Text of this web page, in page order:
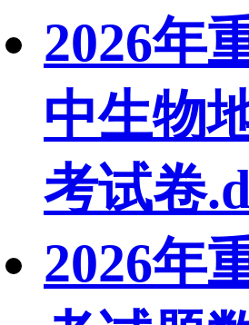
2026年
中生物
考试卷
2026年